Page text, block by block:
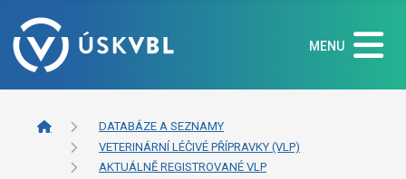
MENU
DATABÁZE A SEZNAMY
VETERINÁRNÍ LÉČIVÉ PŘÍPRAVKY (VLP)
AKTUÁLNĚ REGISTROVANÉ VLP